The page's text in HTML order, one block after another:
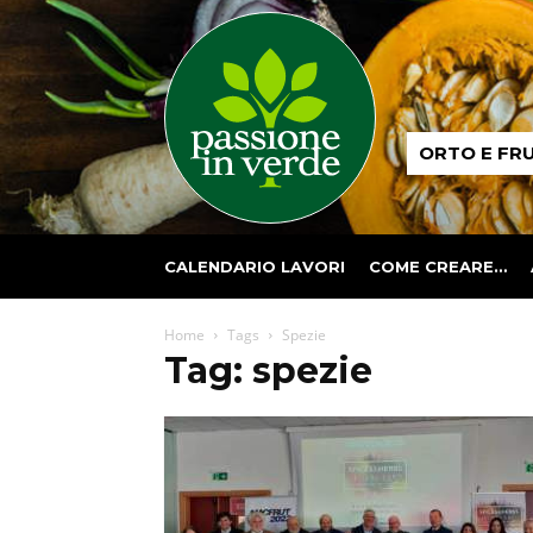
Passione
in ORTO E
CALENDARIO LAVORI COME CREARE…
Home Tags Spezie
Tag: spezie